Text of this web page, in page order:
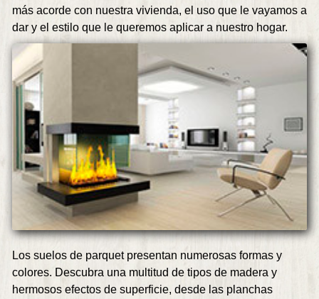
más acorde con nuestra vivienda, el uso que le vayamos a
dar y el estilo que le queremos aplicar a nuestro hogar.
Los suelos de parquet presentan numerosas formas y
colores. Descubra una multitud de tipos de madera y
hermosos efectos de superficie, desde las planchas